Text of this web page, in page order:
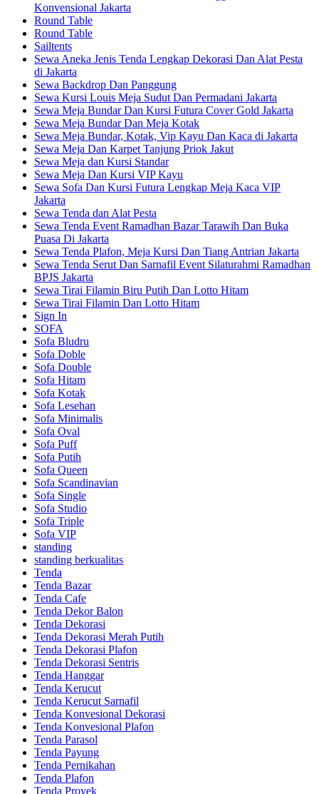
Konvensional Jakarta
Round Table
Round Table
Sailtents
Sewa Aneka Jenis Tenda Lengkap Dekorasi Dan Alat Pesta
di Jakarta
Sewa Backdrop Dan Panggung
Sewa Kursi Louis Meja Sudut Dan Permadani Jakarta
Sewa Meja Bundar Dan Kursi Futura Cover Gold Jakarta
Sewa Meja Bundar Dan Meja Kotak
Sewa Meja Bundar, Kotak, Vip Kayu Dan Kaca di Jakarta
Sewa Meja Dan Karpet Tanjung Priok Jakut
Sewa Meja dan Kursi Standar
Sewa Meja Dan Kursi VIP Kayu
Sewa Sofa Dan Kursi Futura Lengkap Meja Kaca VIP
Jakarta
Sewa Tenda dan Alat Pesta
Sewa Tenda Event Ramadhan Bazar Tarawih Dan Buka
Puasa Di Jakarta
Sewa Tenda Plafon, Meja Kursi Dan Tiang Antrian Jakarta
Sewa Tenda Serut Dan Sarnafil Event Silaturahmi Ramadhan
BPJS Jakarta
Sewa Tirai Filamin Biru Putih Dan Lotto Hitam
Sewa Tirai Filamin Dan Lotto Hitam
Sign In
SOFA
Sofa Bludru
Sofa Doble
Sofa Double
Sofa Hitam
Sofa Kotak
Sofa Lesehan
Sofa Minimalis
Sofa Oval
Sofa Puff
Sofa Putih
Sofa Queen
Sofa Scandinavian
Sofa Single
Sofa Studio
Sofa Triple
Sofa VIP
standing
standing berkualitas
Tenda
Tenda Bazar
Tenda Cafe
Tenda Dekor Balon
Tenda Dekorasi
Tenda Dekorasi Merah Putih
Tenda Dekorasi Plafon
Tenda Dekorasi Sentris
Tenda Hanggar
Tenda Kerucut
Tenda Kerucut Sarnafil
Tenda Konvesional Dekorasi
Tenda Konvesional Plafon
Tenda Parasol
Tenda Payung
Tenda Pernikahan
Tenda Plafon
Tenda Proyek